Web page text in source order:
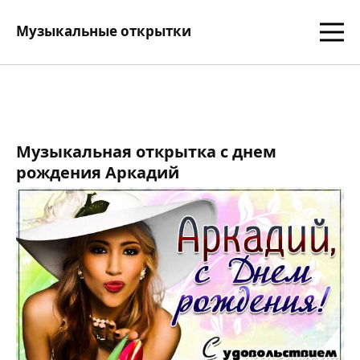
Музыкальные открытки
Музыкальная открытка с днем
рождения Аркадий